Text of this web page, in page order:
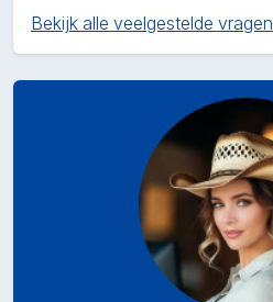
Bekijk alle veelgestelde vragen